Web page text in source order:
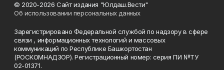
© 2020-2026 Сайт издания "Юлдаш.Вести"
Об использовании персональных данных
Зарегистрировано Федеральной службой по надзору в сфере
связи , информационных технологий и массовых
коммуникаций по Республике Башкортостан
(РОСКОМНАДЗОР). Регистрационный номер: серия ПИ №ТУ
02-01371.